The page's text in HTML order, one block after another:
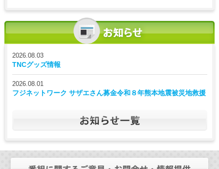
2026.08.03
TNCグッズ情報
2026.08.01
フジネットワーク サザエさん募金令和８年熊本地震被災地救援